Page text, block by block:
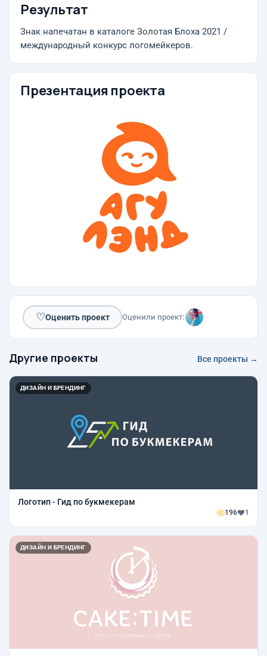
Результат
Знак напечатан в каталоге Золотая Блоха 2021 /
международный конкурс логомейкеров.
Презентация проекта
♡Оценить проект Оценили проект:
Другие проекты Все проекты →
ДИЗАЙН И БРЕНДИНГ
Логотип - Гид по букмекерам
196 1
ДИЗАЙН И БРЕНДИНГ